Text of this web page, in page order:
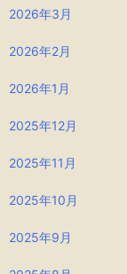
2026年3月
2026年2月
2026年1月
2025年12月
2025年11月
2025年10月
2025年9月